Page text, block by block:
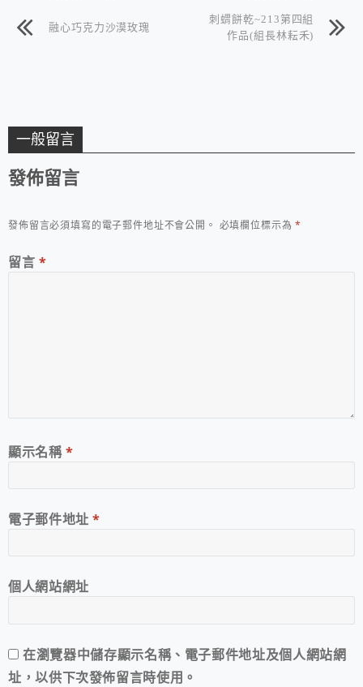
融心巧克力沙漠玫瑰
刺蝟餅乾~213第四組
作品(組長林耘禾)
一般留言
發佈留言
發佈留言必須填寫的電子郵件地址不會公開。 必填欄位標示為*
留言 *
顯示名稱*
電子郵件地址*
個人網站網址
在瀏覽器中儲存顯示名稱、電子郵件地址及個人網站網
址，以供下次發佈留言時使用。